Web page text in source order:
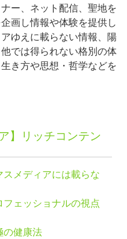
ー、ネット配信、聖地を
画し情報や体験を提供し
ゆえに載らない情報、陽
では得られない格別の体
き方や思想・哲学などを
】リッチコンテン
メディアには載らな
ェッショナルの視点
の健康法